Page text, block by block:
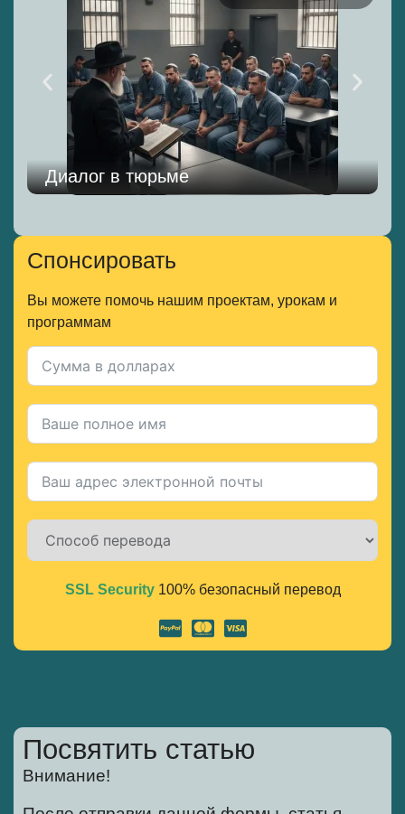
Диалог в тюрьме
Спонсировать
Вы можете помочь нашим проектам, урокам и
программам
Alternative:
SSL Security100% безопасный перевод
Посвятить статью
Внимание!